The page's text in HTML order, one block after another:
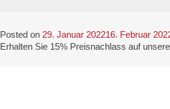
Posted on 29. Januar 202216. Februar
Erhalten Sie 15% Preisnachlass auf